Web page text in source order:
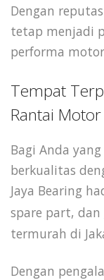
Dengan
tetap menjadi
performa
Tempat
Rantai
Bagi Anda
berkualitas
Jaya Bearing
spare part, dan
termurah di
Dengan